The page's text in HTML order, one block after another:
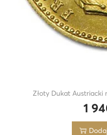
Złoty Dukat
1